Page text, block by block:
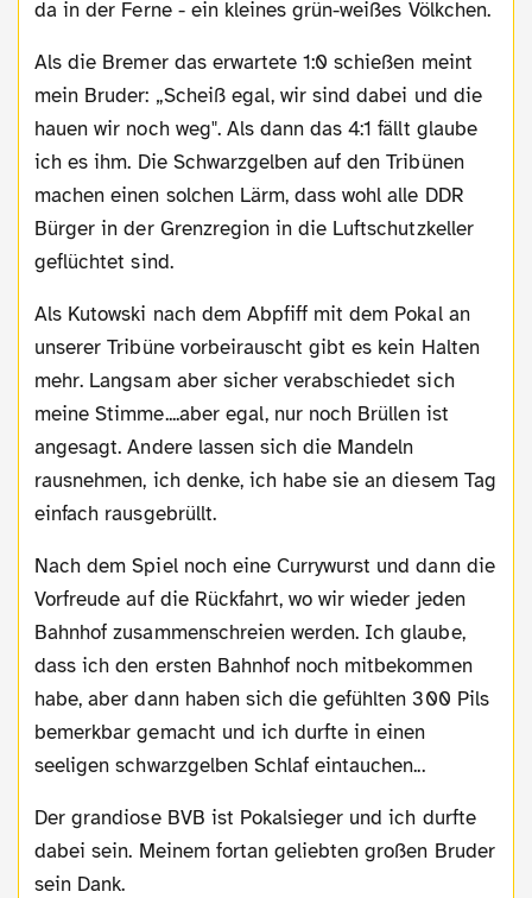
da in der Ferne - ein kleines grün-weißes Völkchen.
Als die Bremer das erwartete 1:0 schießen meint
mein Bruder: „Scheiß egal, wir sind dabei und die
hauen wir noch weg". Als dann das 4:1 fällt glaube
ich es ihm. Die Schwarzgelben auf den Tribünen
machen einen solchen Lärm, dass wohl alle DDR
Bürger in der Grenzregion in die Luftschutzkeller
geflüchtet sind.
Als Kutowski nach dem Abpfiff mit dem Pokal an
unserer Tribüne vorbeirauscht gibt es kein Halten
mehr. Langsam aber sicher verabschiedet sich
meine Stimme....aber egal, nur noch Brüllen ist
angesagt. Andere lassen sich die Mandeln
rausnehmen, ich denke, ich habe sie an diesem Tag
einfach rausgebrüllt.
Nach dem Spiel noch eine Currywurst und dann die
Vorfreude auf die Rückfahrt, wo wir wieder jeden
Bahnhof zusammenschreien werden. Ich glaube,
dass ich den ersten Bahnhof noch mitbekommen
habe, aber dann haben sich die gefühlten 300 Pils
bemerkbar gemacht und ich durfte in einen
seeligen schwarzgelben Schlaf eintauchen...
Der grandiose BVB ist Pokalsieger und ich durfte
dabei sein. Meinem fortan geliebten großen Bruder
sein Dank.